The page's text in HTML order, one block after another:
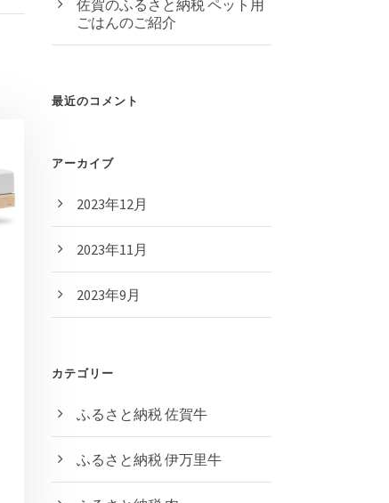
佐賀のふるさと納税 ペット用
ごはんのご紹介
最近のコメント
アーカイブ
2023年12月
2023年11月
2023年9月
カテゴリー
ふるさと納税 佐賀牛
ふるさと納税 伊万里牛